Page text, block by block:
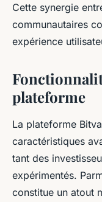
Cette synergie
communautaires
expérience
plateforme
La plateforme
caractéristiques
tant des
expérimentés.
constitue un atout